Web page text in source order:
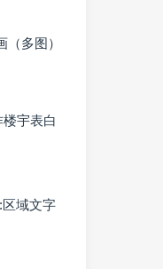
多图）
宇表白
区域文字